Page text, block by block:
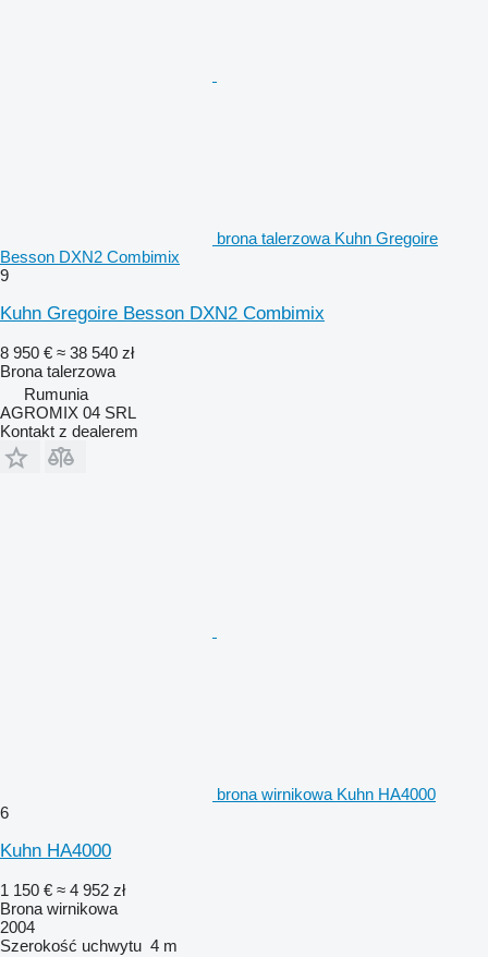
brona talerzowa Kuhn Gregoire
Besson DXN2 Combimix
9
Kuhn Gregoire Besson DXN2 Combimix
8 950 € ≈ 38 540 zł
Brona talerzowa
Rumunia
AGROMIX 04 SRL
Kontakt z dealerem
brona wirnikowa Kuhn HA4000
6
Kuhn HA4000
1 150 € ≈ 4 952 zł
Brona wirnikowa
2004
Szerokość uchwytu 4 m